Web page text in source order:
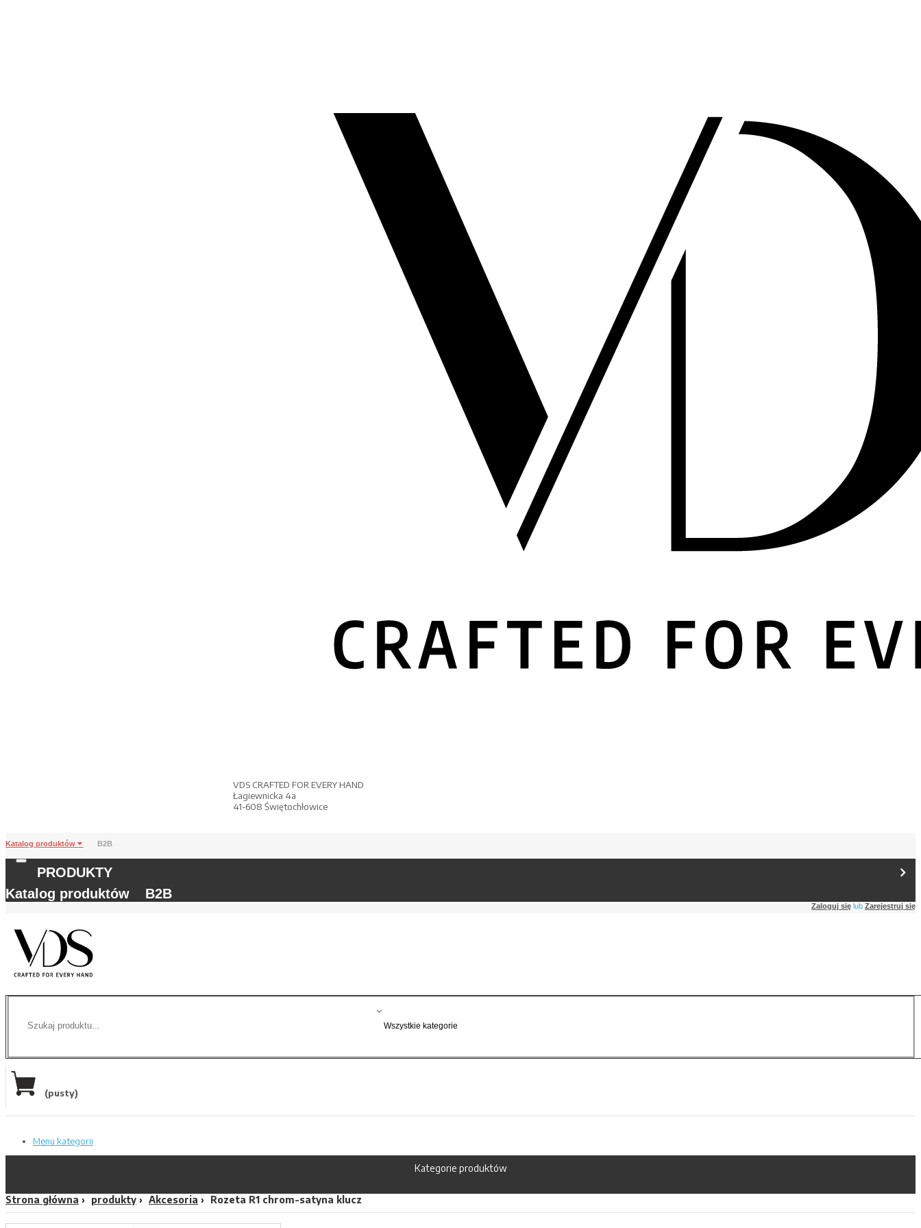
VDS CRAFTED FOR EVERY HAND
Łagiewnicka 4a
41-608 Świętochłowice
Katalog produktów B2B
PRODUKTY
Katalog produktów
B2B
Zaloguj się lub Zarejestruj się
(pusty)
Menu kategorii
Kategorie produktów
Strona główna produkty Akcesoria Rozeta R1 chrom-satyna klucz